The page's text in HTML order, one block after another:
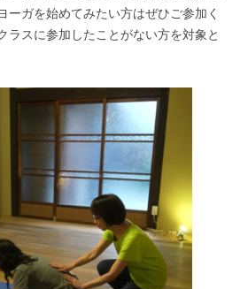
ーガを始めてみたい方はぜひご参加く
ラスに参加したことがない方を対象と